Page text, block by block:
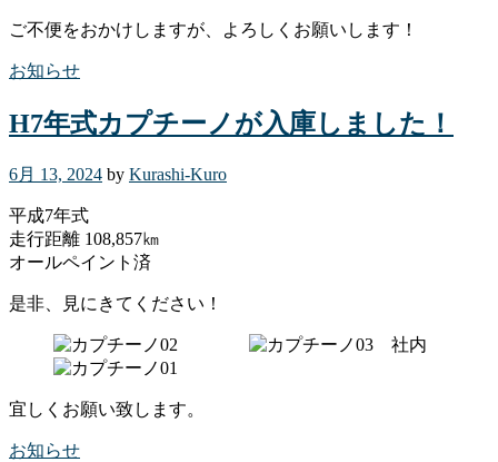
ご不便をおかけしますが、よろしくお願いします！
お知らせ
H7年式カプチーノが入庫しました！
6月 13, 2024 by Kurashi-Kuro
平成7年式
走行距離 108,857㎞
オールペイント済
是非、見にきてください！
宜しくお願い致します。
お知らせ